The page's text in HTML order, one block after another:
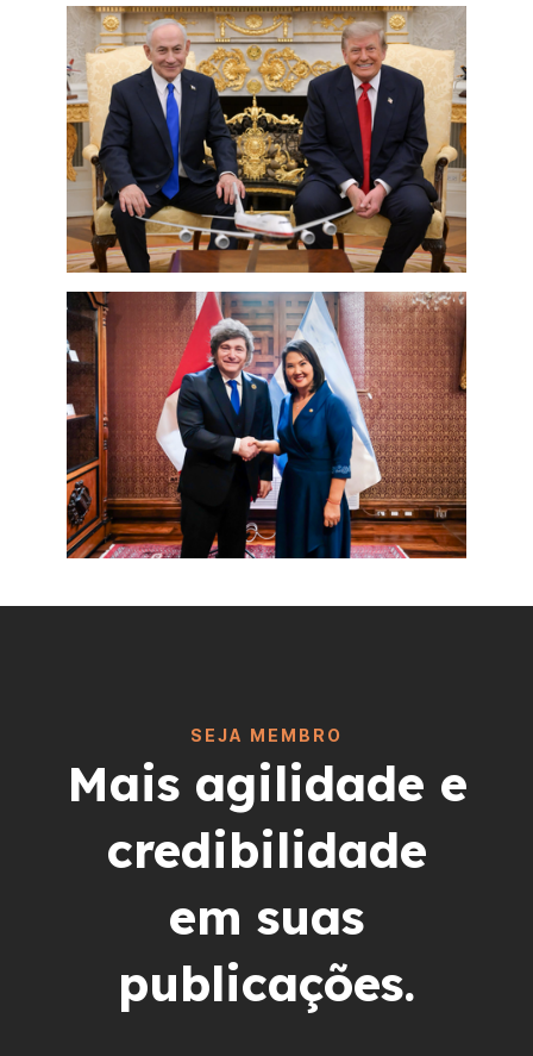
SEJA MEMBRO
Mais agilidade e
credibilidade
em suas
publicações.